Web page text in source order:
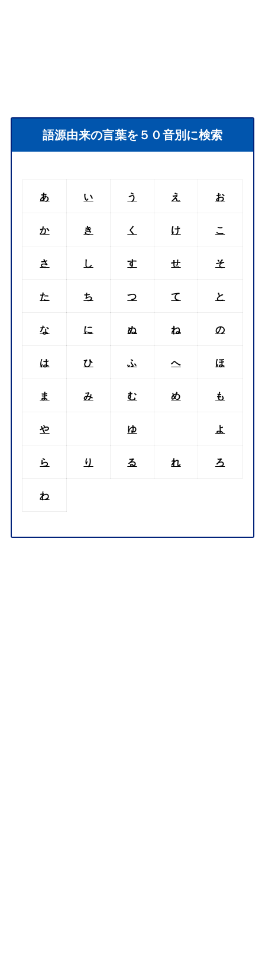
語源由来の言葉を５０音別に検索
あ い う え お
か き く け こ
さ し す せ そ
た ち つ て と
な に ぬ ね の
は ひ ふ へ ほ
ま み む め も
や ゆ よ
ら り る れ ろ
わ